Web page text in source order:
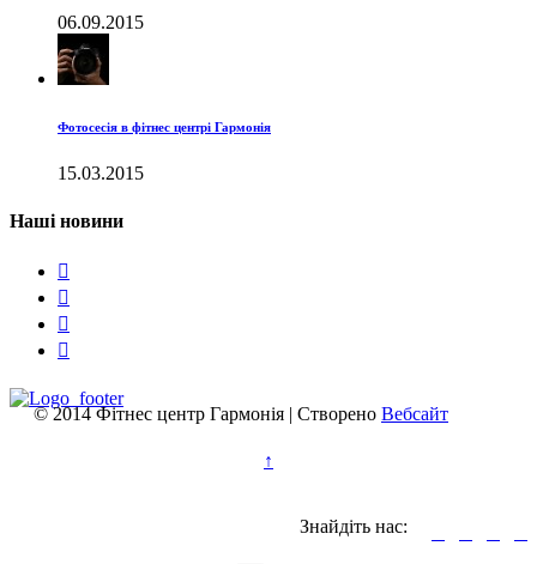
06.09.2015
Фотосесія в фітнес центрі Гармонія
15.03.2015
Наші новини




© 2014 Фітнес центр Гармонія | Створено Вебсайт
↑
Знайдіть нас: